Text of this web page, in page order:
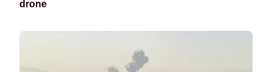
drone